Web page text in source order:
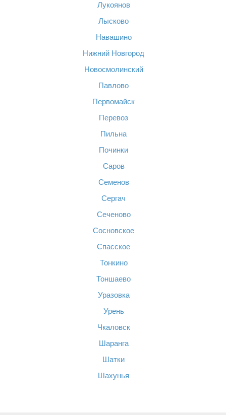
Лукоянов
Лысково
Навашино
Нижний Новгород
Новосмолинский
Павлово
Первомайск
Перевоз
Пильна
Починки
Саров
Семенов
Сергач
Сеченово
Сосновское
Спасское
Тонкино
Тоншаево
Уразовка
Урень
Чкаловск
Шаранга
Шатки
Шахунья